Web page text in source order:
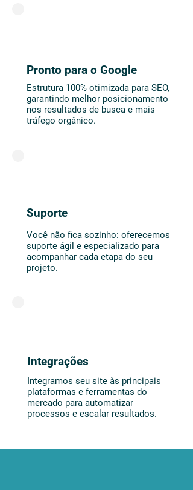
Pronto para o Google
Estrutura 100% otimizada para SEO,
garantindo melhor posicionamento
nos resultados de busca e mais
tráfego orgânico.
Suporte
Você não fica sozinho: oferecemos
suporte ágil e especializado para
acompanhar cada etapa do seu
projeto.
Integrações
Integramos seu site às principais
plataformas e ferramentas do
mercado para automatizar
processos e escalar resultados.